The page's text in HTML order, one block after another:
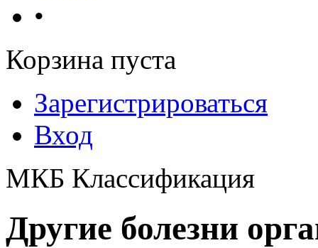
•
Корзина пуста
Зарегистрироваться
Вход
МКБ Классификация
Другие болезни